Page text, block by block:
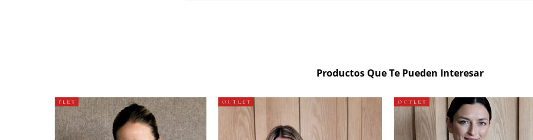
Productos Que Te Pueden Interesar